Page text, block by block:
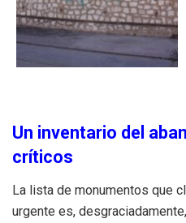
Un inventario del
críticos
La lista de monumentos que
urgente es,